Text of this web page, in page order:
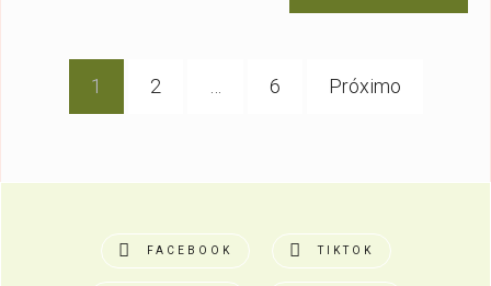
Navegação
por
1 2 … 6 Próximo
FACEBOOK TIKTOK